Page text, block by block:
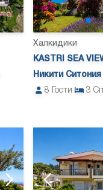
Халкидики
KASTRI SEA
Никити
8
Гости 3